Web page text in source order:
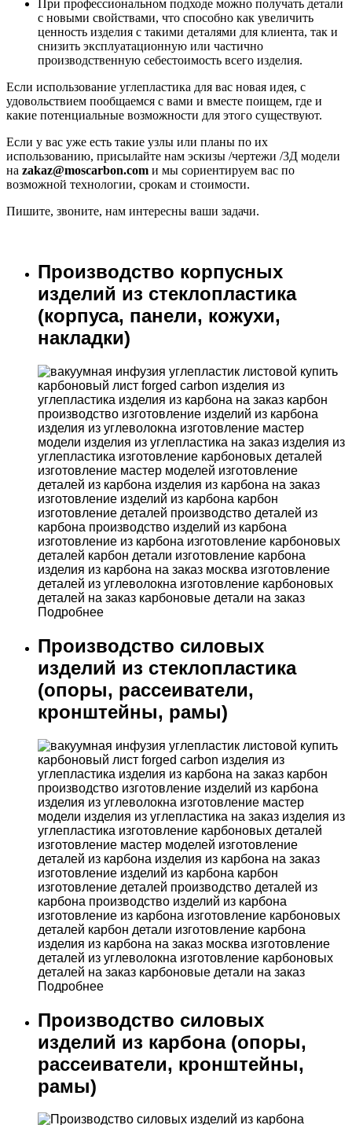
При профессиональном подходе можно получать детали
с новыми свойствами, что способно как увеличить
ценность изделия с такими деталями для клиента, так и
снизить эксплуатационную или частично
производственную себестоимость всего изделия.
Если использование углепластика для вас новая идея, с
удовольствием пообщаемся с вами и вместе поищем, где и
какие потенциальные возможности для этого существуют.
Если у вас уже есть такие узлы или планы по их
использованию, присылайте нам эскизы /чертежи /3Д модели
на zakaz@moscarbon.com и мы сориентируем вас по
возможной технологии, срокам и стоимости.
Пишите, звоните, нам интересны ваши задачи.
Производство корпусных
изделий из стеклопластика
(корпуса, панели, кожухи,
накладки)
Подробнее
Производство силовых
изделий из стеклопластика
(опоры, рассеиватели,
кронштейны, рамы)
Подробнее
Производство силовых
изделий из карбона (опоры,
рассеиватели, кронштейны,
рамы)